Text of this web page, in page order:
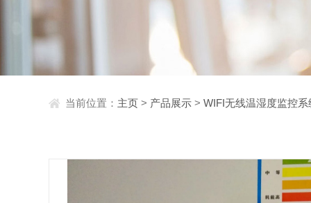
当前位置： 主页 > 产品展示 > WIFI无线温湿度监控系